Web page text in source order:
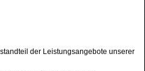
der Leistungsangebote unserer